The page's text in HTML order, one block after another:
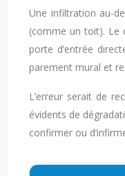
Une infiltration au-
(comme un toit). Le
porte d’entrée
parement mural et
L’erreur serait de
évidents de
confirmer ou